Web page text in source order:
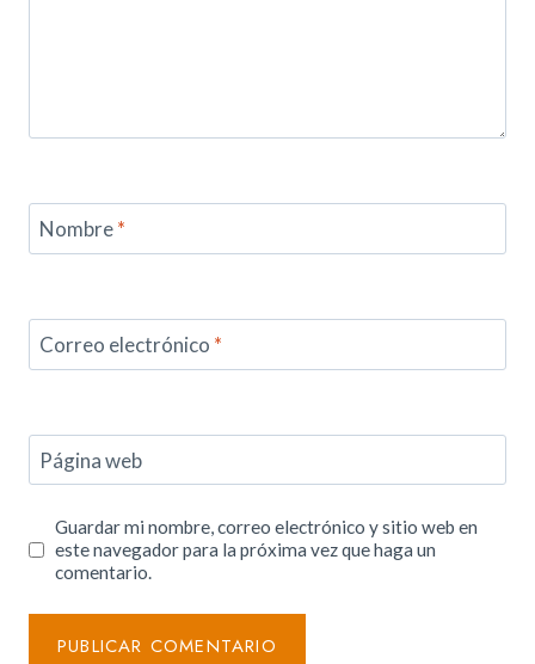
Nombre*
Correo electrónico *
Página web
Guardar mi nombre, correo electrónico y sitio web en
este navegador para la próxima vez que haga un
comentario.